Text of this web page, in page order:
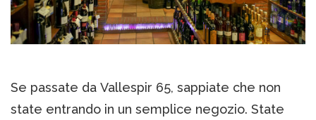
Se passate da Vallespir 65, sappiate che non
state entrando in un semplice negozio. State